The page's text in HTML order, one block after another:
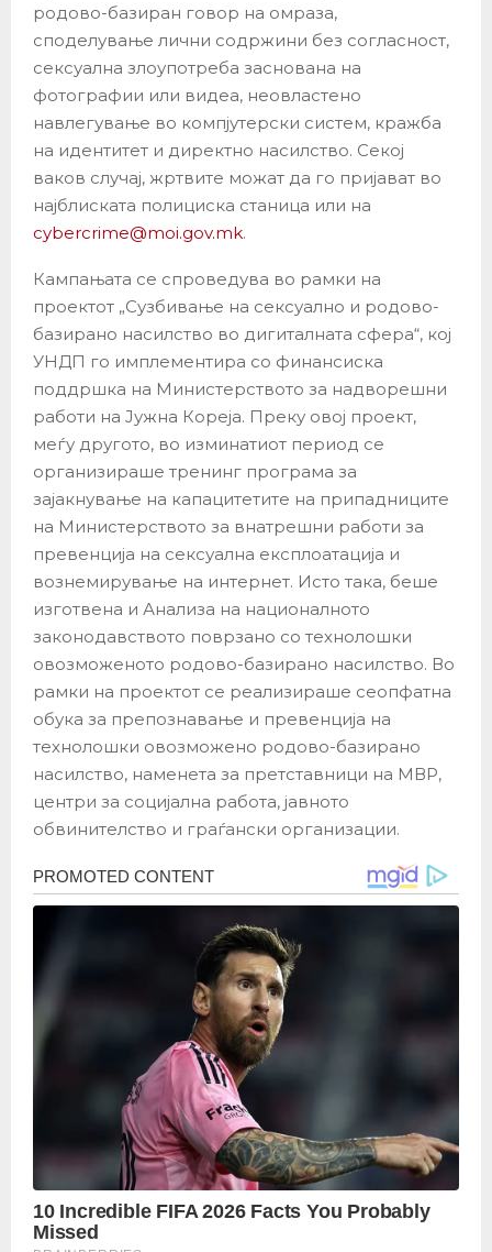
родово-базиран говор на омраза,
споделување лични содржини без согласност,
сексуална злоупотреба заснована на
фотографии или видеа, неовластено
навлегување во компјутерски систем, кражба
на идентитет и директно насилство. Секој
ваков случај, жртвите можат да го пријават во
најблиската полициска станица или на
cybercrime@moi.gov.mk.
Кампањата се спроведува во рамки на
проектот „Сузбивање на сексуално и родово-
базирано насилство во дигиталната сфера“, кој
УНДП го имплементира со финансиска
поддршка на Министерството за надворешни
работи на Јужна Кореја. Преку овој проект,
меѓу другото, во изминатиот период се
организираше тренинг програма за
зајакнување на капацитетите на припадниците
на Министерството за внатрешни работи за
превенција на сексуална експлоатација и
вознемирување на интернет. Исто така, беше
изготвена и Анализа на националното
законодавството поврзано со технолошки
овозможеното родово-базирано насилство. Во
рамки на проектот се реализираше сеопфатна
обука за препознавање и превенција на
технолошки овозможено родово-базирано
насилство, наменета за претставници на МВР,
центри за социјална работа, јавното
обвинителство и граѓански организации.